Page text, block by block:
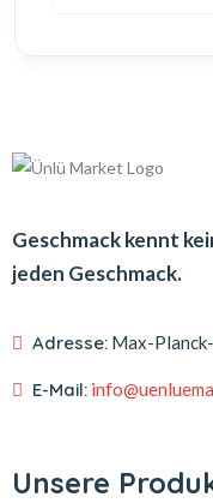
Geschmack kennt
jeden Geschmack.
Adresse: Max-
E-Mail:
Unsere